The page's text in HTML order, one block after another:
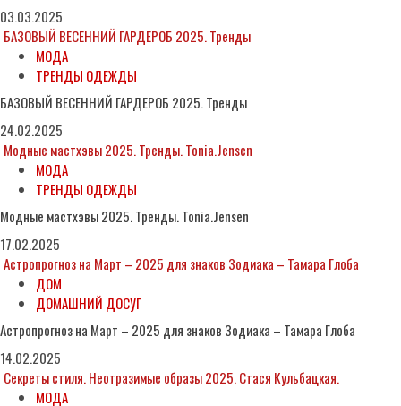
03.03.2025
БАЗОВЫЙ ВЕСЕННИЙ ГАРДЕРОБ 2025. Тренды
МОДА
ТРЕНДЫ ОДЕЖДЫ
БАЗОВЫЙ ВЕСЕННИЙ ГАРДЕРОБ 2025. Тренды
24.02.2025
Модные мастхэвы 2025. Тренды. Tonia.Jensen
МОДА
ТРЕНДЫ ОДЕЖДЫ
Модные мастхэвы 2025. Тренды. Tonia.Jensen
17.02.2025
Астропрогноз на Март – 2025 для знаков Зодиака – Тамара Глоба
ДОМ
ДОМАШНИЙ ДОСУГ
Астропрогноз на Март – 2025 для знаков Зодиака – Тамара Глоба
14.02.2025
Секреты стиля. Неотразимые образы 2025. Стася Кульбацкая.
МОДА